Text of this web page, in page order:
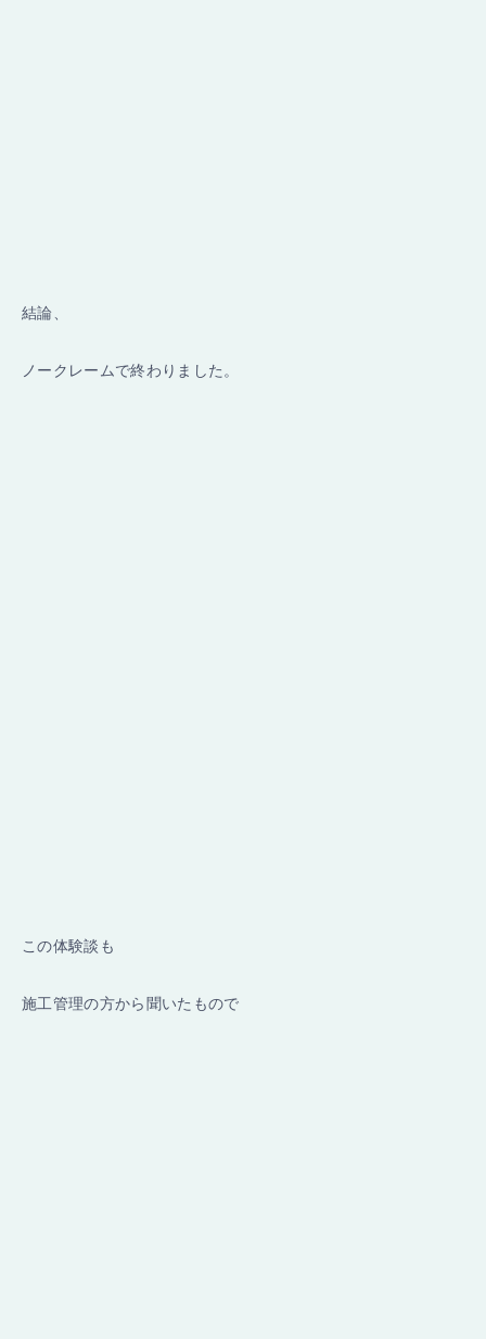
結論、
ノークレームで終わりました。
この体験談も
施工管理の方から聞いたもので